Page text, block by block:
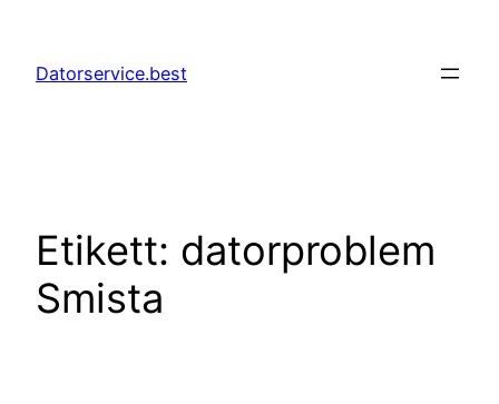
innehåll
Datorservice.best
Etikett: datorproblem
Smista